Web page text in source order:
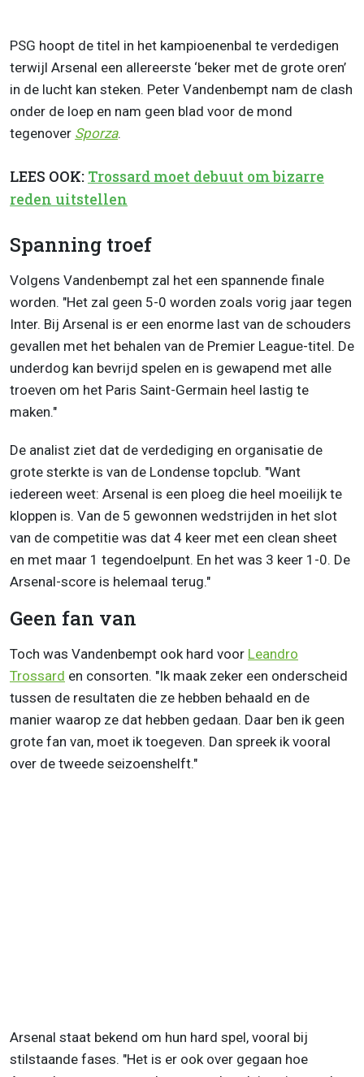
PSG hoopt de titel in het kampioenenbal te verdedigen
terwijl Arsenal een allereerste ‘beker met de grote oren’
in de lucht kan steken. Peter Vandenbempt nam de clash
onder de loep en nam geen blad voor de mond
tegenover Sporza.
LEES OOK: Trossard moet debuut om bizarre
reden uitstellen
Spanning troef
Volgens Vandenbempt zal het een spannende finale
worden. "Het zal geen 5-0 worden zoals vorig jaar tegen
Inter. Bij Arsenal is er een enorme last van de schouders
gevallen met het behalen van de Premier League-titel. De
underdog kan bevrijd spelen en is gewapend met alle
troeven om het Paris Saint-Germain heel lastig te
maken."
De analist ziet dat de verdediging en organisatie de
grote sterkte is van de Londense topclub. "Want
iedereen weet: Arsenal is een ploeg die heel moeilijk te
kloppen is. Van de 5 gewonnen wedstrijden in het slot
van de competitie was dat 4 keer met een clean sheet
en met maar 1 tegendoelpunt. En het was 3 keer 1-0. De
Arsenal-score is helemaal terug."
Geen fan van
Toch was Vandenbempt ook hard voor Leandro
Trossard en consorten. "Ik maak zeker een onderscheid
tussen de resultaten die ze hebben behaald en de
manier waarop ze dat hebben gedaan. Daar ben ik geen
grote fan van, moet ik toegeven. Dan spreek ik vooral
over de tweede seizoenshelft."
Arsenal staat bekend om hun hard spel, vooral bij
stilstaande fases. "Het is er ook over gegaan hoe